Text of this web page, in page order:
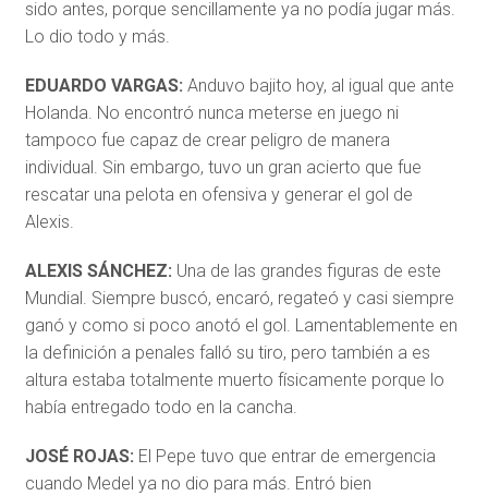
sido antes, porque sencillamente ya no podía jugar más.
Lo dio todo y más.
EDUARDO VARGAS: Anduvo bajito hoy, al igual que ante
Holanda. No encontró nunca meterse en juego ni
tampoco fue capaz de crear peligro de manera
individual. Sin embargo, tuvo un gran acierto que fue
rescatar una pelota en ofensiva y generar el gol de
Alexis.
ALEXIS SÁNCHEZ: Una de las grandes figuras de este
Mundial. Siempre buscó, encaró, regateó y casi siempre
ganó y como si poco anotó el gol. Lamentablemente en
la definición a penales falló su tiro, pero también a es
altura estaba totalmente muerto físicamente porque lo
había entregado todo en la cancha.
JOSÉ ROJAS: El Pepe tuvo que entrar de emergencia
cuando Medel ya no dio para más. Entró bien